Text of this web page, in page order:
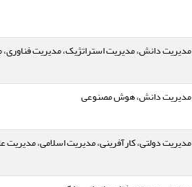
مدیریت دانش، مدیریت استراتژیک، مدیریت
مدیریت دانش، هوش مصنوعی
مدیریت دولتی، کارآفرینی، مدیریت اسلامی، مدیریت